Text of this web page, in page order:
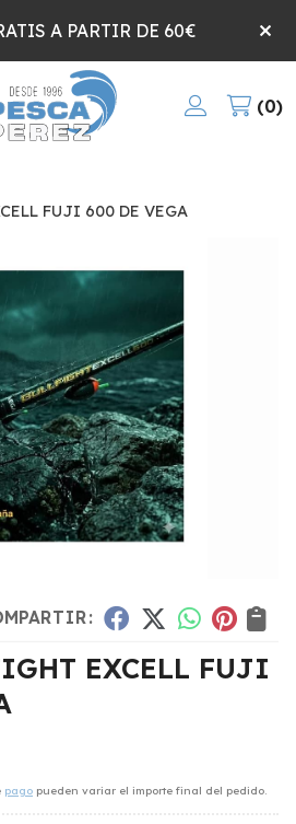
A PARTIR DE 60€
0
FUJI 600 DE VEGA
EXCELL FUJI
pago pueden variar el importe final del pedido.